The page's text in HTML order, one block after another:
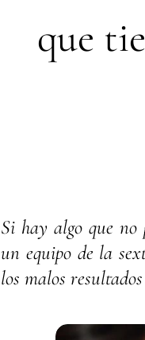
que
Si hay algo que no
un equipo de la
los malos